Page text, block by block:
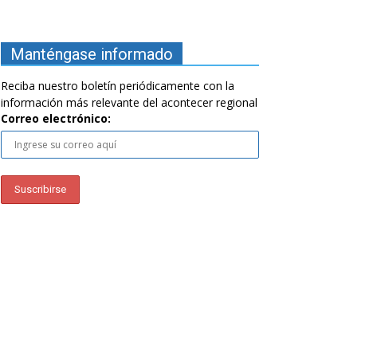
Manténgase informado
Reciba nuestro boletín periódicamente con la
información más relevante del acontecer regional
Correo electrónico: